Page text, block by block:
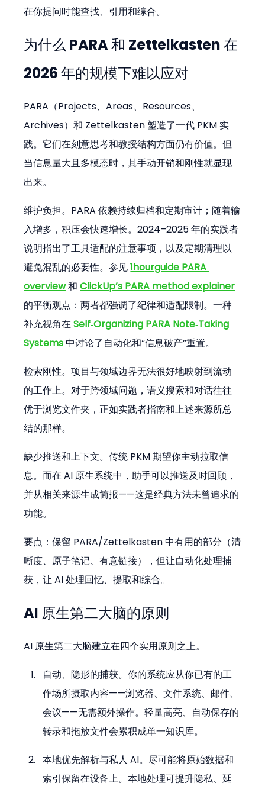
在你提问时能查找、引用和综合。
为什么 PARA 和 Zettelkasten 在
2026 年的规模下难以应对
PARA（Projects、Areas、Resources、
Archives）和 Zettelkasten 塑造了一代 PKM 实
践。它们在刻意思考和教授结构方面仍有价值。但
当信息量大且多模态时，其手动开销和刚性就显现
出来。
维护负担。PARA 依赖持续归档和定期审计；随着输
入增多，积压会快速增长。2024–2025 年的实践者
说明指出了工具适配的注意事项，以及定期清理以
避免混乱的必要性。参见 1hourguide PARA
overview 和 ClickUp’s PARA method explainer
的平衡观点：两者都强调了纪律和适配限制。一种
补充视角在 Self‑Organizing PARA Note‑Taking
Systems 中讨论了自动化和“信息破产”重置。
检索刚性。项目与领域边界无法很好地映射到流动
的工作上。对于跨领域问题，语义搜索和对话往往
优于浏览文件夹，正如实践者指南和上述来源所总
结的那样。
缺少推送和上下文。传统 PKM 期望你主动拉取信
息。而在 AI 原生系统中，助手可以推送及时回顾，
并从相关来源生成简报——这是经典方法未曾追求的
功能。
要点：保留 PARA/Zettelkasten 中有用的部分（清
晰度、原子笔记、有意链接），但让自动化处理捕
获，让 AI 处理回忆、提取和综合。
AI 原生第二大脑的原则
AI 原生第二大脑建立在四个实用原则之上。
自动、隐形的捕获。你的系统应从你已有的工
作场所摄取内容——浏览器、文件系统、邮件、
会议——无需额外操作。轻量高亮、自动保存的
转录和拖放文件会累积成单一知识库。
本地优先解析与私人 AI。尽可能将原始数据和
索引保留在设备上。本地处理可提升隐私、延